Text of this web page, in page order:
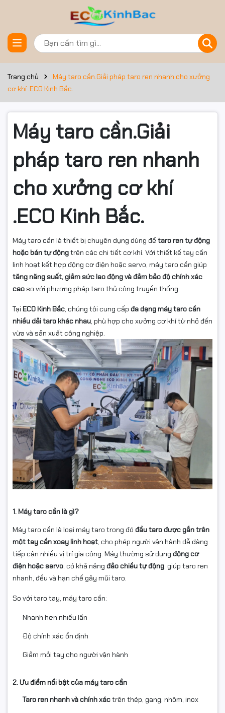
Trang chủ
Máy taro cần.Giải pháp taro ren nhanh cho xưởng
cơ khí .ECO Kinh Bắc.
Máy taro cần.Giải
pháp taro ren nhanh
cho xưởng cơ khí
.ECO Kinh Bắc.
Máy taro cần là thiết bị chuyên dụng dùng để taro ren tự động
hoặc bán tự độngtrên các chi tiết cơ khí. Với thiết kế tay cần
linh hoạt kết hợp động cơ điện hoặc servo, máy taro cần giúp
tăng năng suất, giảm sức lao động và đảm bảo độ chính xác
cao so với phương pháp taro thủ công truyền thống.
Tại ECO Kinh Bắc , chúng tôi cung cấp đa dạng máy taro cần
nhiều dải taro khác nhau , phù hợp cho xưởng cơ khí từ nhỏ đến
vừa và sản xuất công nghiệp.
1. Máy taro cần là gì?
Máy taro cần là loại máy taro trong đó đầu taro được gắn trên
một tay cần xoay linh hoạt, cho phép người vận hành dễ dàng
tiếp cận nhiều vị trí gia công. Máy thường sử dụng động cơ
điện hoặc servo, có khả năng đảo chiều tự động, giúp taro ren
nhanh, đều và hạn chế gãy mũi taro.
So với taro tay, máy taro cần:
Nhanh hơn nhiều lần
Độ chính xác ổn định
Giảm mỏi tay cho người vận hành
2. Ưu điểm nổi bật của máy taro cần
Taro ren nhanh và chính xáctrên thép, gang, nhôm, inox